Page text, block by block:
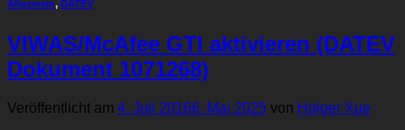
Allgemein, DATEV
VIWAS/McAfee GTI aktivieren (DATEV
Dokument 1071268)
Veröffentlicht am 4. Juli 20166. Mai 2025 von Holger Xue